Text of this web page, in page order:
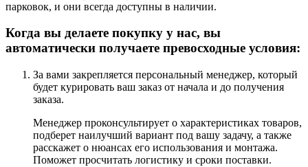
парковок, и они всегда доступны в наличии.
Когда вы делаете покупку у нас, вы
автоматически получаете превосходные условия:
За вами закрепляется персональный менеджер, который
будет курировать ваш заказ от начала и до получения
заказа.
Менеджер проконсультирует о характеристиках товаров,
подберет наилучший вариант под вашу задачу, а также
расскажет о нюансах его использования и монтажа.
Поможет просчитать логистику и сроки поставки.